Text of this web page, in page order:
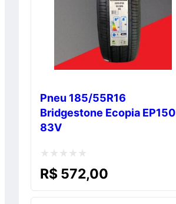
Pneu 185/55R16
Bridgestone Ecopia EP150
83V
Avaliação
R$ 572,00